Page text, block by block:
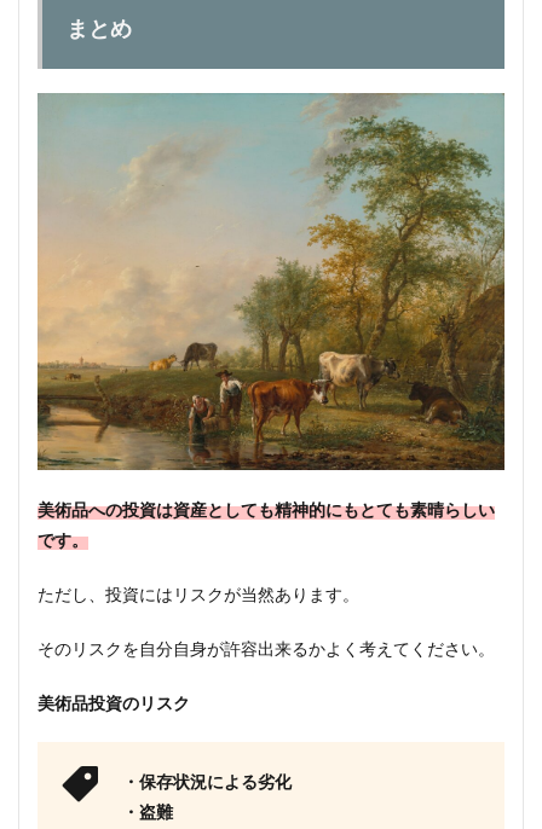
まとめ
美術品への投資は資産としても精神的にもとても素晴らしい
です。
ただし、投資にはリスクが当然あります。
そのリスクを自分自身が許容出来るかよく考えてください。
美術品投資のリスク
・保存状況による劣化
・盗難